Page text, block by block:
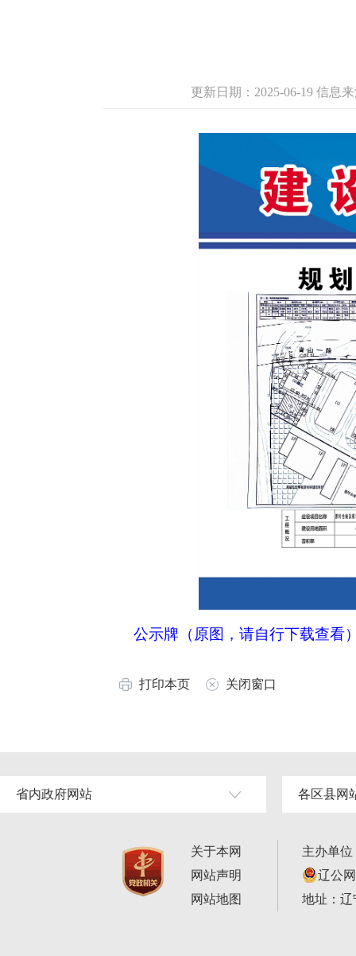
更新日期：2025-06-19 信息
公示牌（原图，请自行下载查看
打印本页 关闭窗口
省内政府网站 各区县网
关于本网
网站声明
网站地图
主办单
辽公
地址：辽